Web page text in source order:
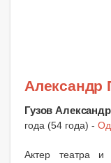
Александр
Гузов
года (54 года) -
Актер театра и